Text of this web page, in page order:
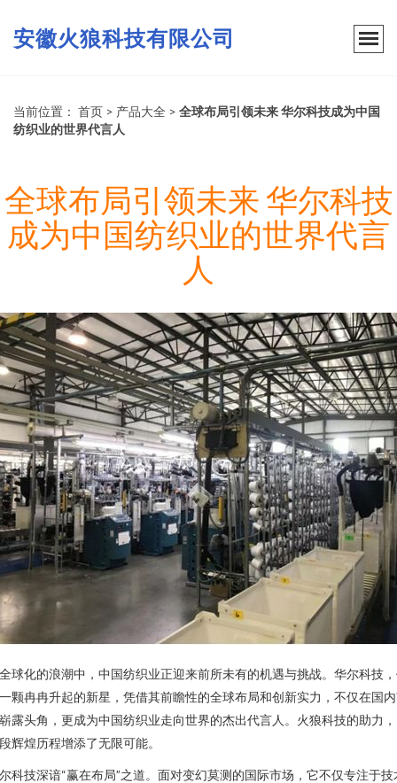
安徽火狼科技有限公司
当前位置： 首页 > 产品大全 > 全球布局引领未来 华尔科技成为中国
纺织业的世界代言人
全球布局引领未来 华尔科技
成为中国纺织业的世界代言
人
球化的浪潮中，中国纺织业正迎来前所未有的机遇与挑战。华尔科技
颗冉冉升起的新星，凭借其前瞻性的全球布局和创新实力，不仅在国
露头角，更成为中国纺织业走向世界的杰出代言人。火狼科技的助力
辉煌历程增添了无限可能。
科技深谙“赢在布局”之道。面对变幻莫测的国际市场，它不仅专注于技